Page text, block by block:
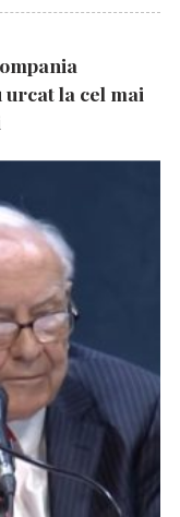
la cel mai